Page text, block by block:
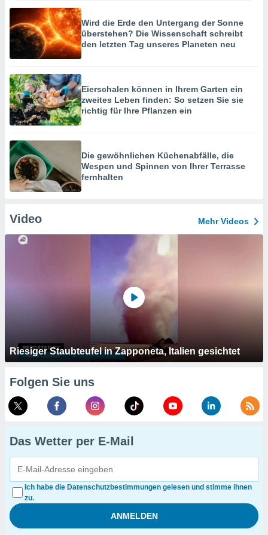
Wird die Erde den Untergang der Sonne
überstehen? Die Wissenschaft schreibt
den letzten Tag unseres Planeten neu
Eierschalen können in Ihrem Garten ein
zweites Leben finden: So setzen Sie sie
richtig für Ihre Pflanzen ein
Die gewöhnlichen Küchenabfälle, die
Wespen und Spinnen von Ihrer Terrasse
fernhalten
Video Mehr Videos
Riesiger Staubteufel in Zapponeta, Italien gesichtet
Folgen Sie uns
Das Wetter per E-Mail
Ich habe die Datenschutzbestimmungen gelesen und stimme ihnen
zu.